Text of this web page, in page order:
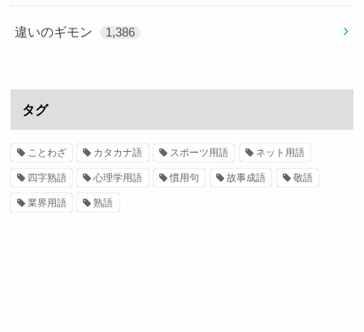
違いのギモン 1,386
タグ
ことわざ カタカナ語 スポーツ用語 ネット用語
四字熟語 心理学用語 慣用句 故事成語 敬語
業界用語 熟語